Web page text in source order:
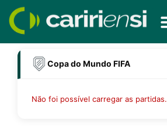
para
conteúdo
Copa do Mundo FIFA
Não foi possível carregar as partidas.